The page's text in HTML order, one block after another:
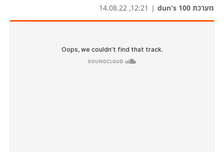
מערכת dun's 100 |
12:21, 14.08.22